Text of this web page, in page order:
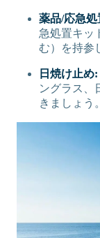
薬品/応急
急処置キッ
む）を持参
日焼け止め:
ングラス、
きましょう。